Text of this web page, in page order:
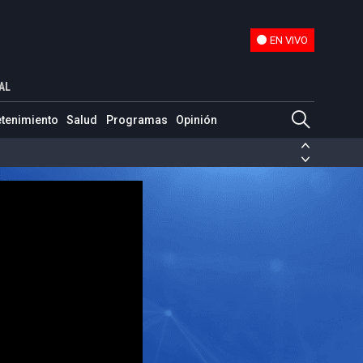
EN VIVO
Salud Programas Opinión
de las FARC